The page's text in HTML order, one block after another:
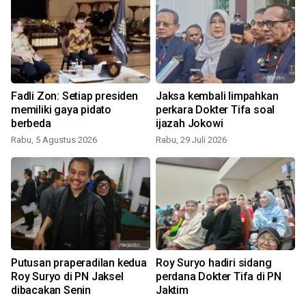
Fadli Zon: Setiap presiden
memiliki gaya pidato
berbeda
Rabu, 5 Agustus 2026
Jaksa kembali limpahkan
perkara Dokter Tifa soal
ijazah Jokowi
Rabu, 29 Juli 2026
Putusan praperadilan kedua
Roy Suryo di PN Jaksel
dibacakan Senin
Roy Suryo hadiri sidang
perdana Dokter Tifa di PN
Jaktim